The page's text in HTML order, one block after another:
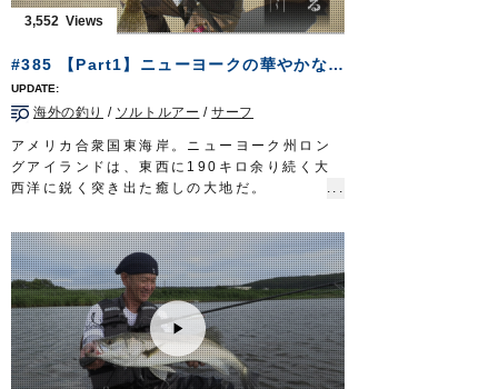
オーナーばりwebsite
http://www.owner.co.jp
3,552
#385 【Part1】ニューヨークの華やかなるショアゲーム～ヒラメを求めてロングアイランドを行く～
海外の釣り / ソルトルアー /サーフ
アメリカ合衆国東海岸。ニューヨーク州ロン
グアイランドは、東西に190キロ余り続く大
西洋に鋭く突き出た癒しの大地だ。
され、釣りのターゲットとなる魚種も数多
い。
都会のオアシスでゲームに興じるのは堀田光
哉さん。ショアからのソルトルアーの醍醐味
を発信し続けてきた。
海鳥騒ぐロングアイランドのサーフから狙う
のは『フルーク』＝ヒラメ。
未だ見ぬ魚を求めて……文化の香り漂うサー